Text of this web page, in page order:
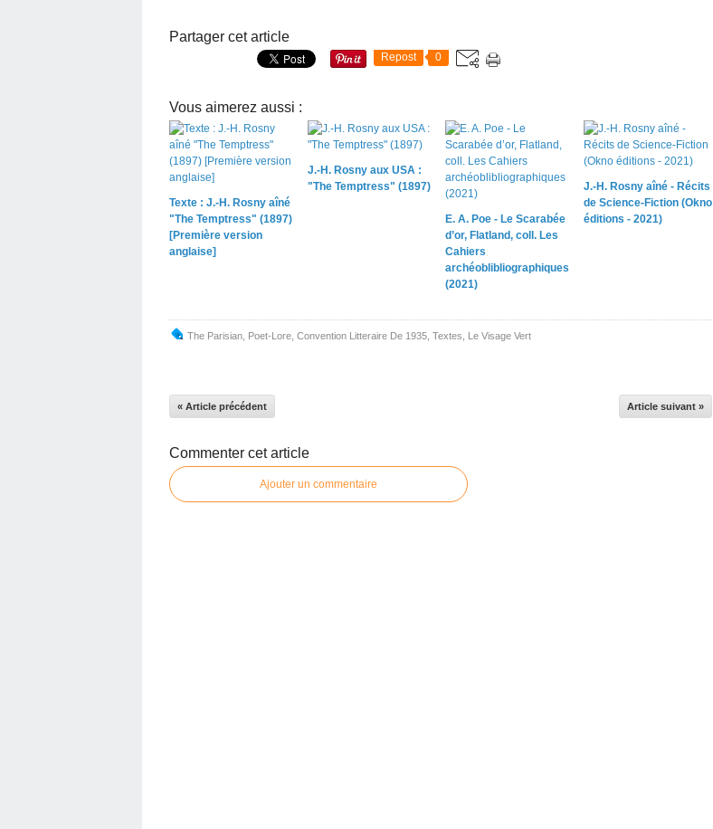
Partager cet article
Repost 0
Vous aimerez aussi :
Texte : J.-H. Rosny aîné
"The Temptress" (1897)
[Première version
anglaise]
J.-H. Rosny aux USA :
"The Temptress" (1897)
E. A. Poe - Le Scarabée
d’or, Flatland, coll. Les
Cahiers
archéoblibliographiques
(2021)
J.-H. Rosny aîné - Récits
de Science-Fiction (Okno
éditions - 2021)
The Parisian Poet-Lore Convention Litteraire De 1935 Textes Le Visage Vert
« Article précédent Article suivant »
Commenter cet article
Ajouter un commentaire